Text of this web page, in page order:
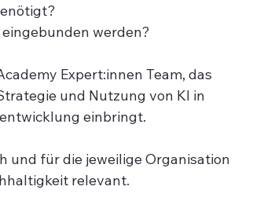
werden?
Expert:innen Team, das
und Nutzung von KI in
einbringt.
und für die jeweilige Organisation
relevant.